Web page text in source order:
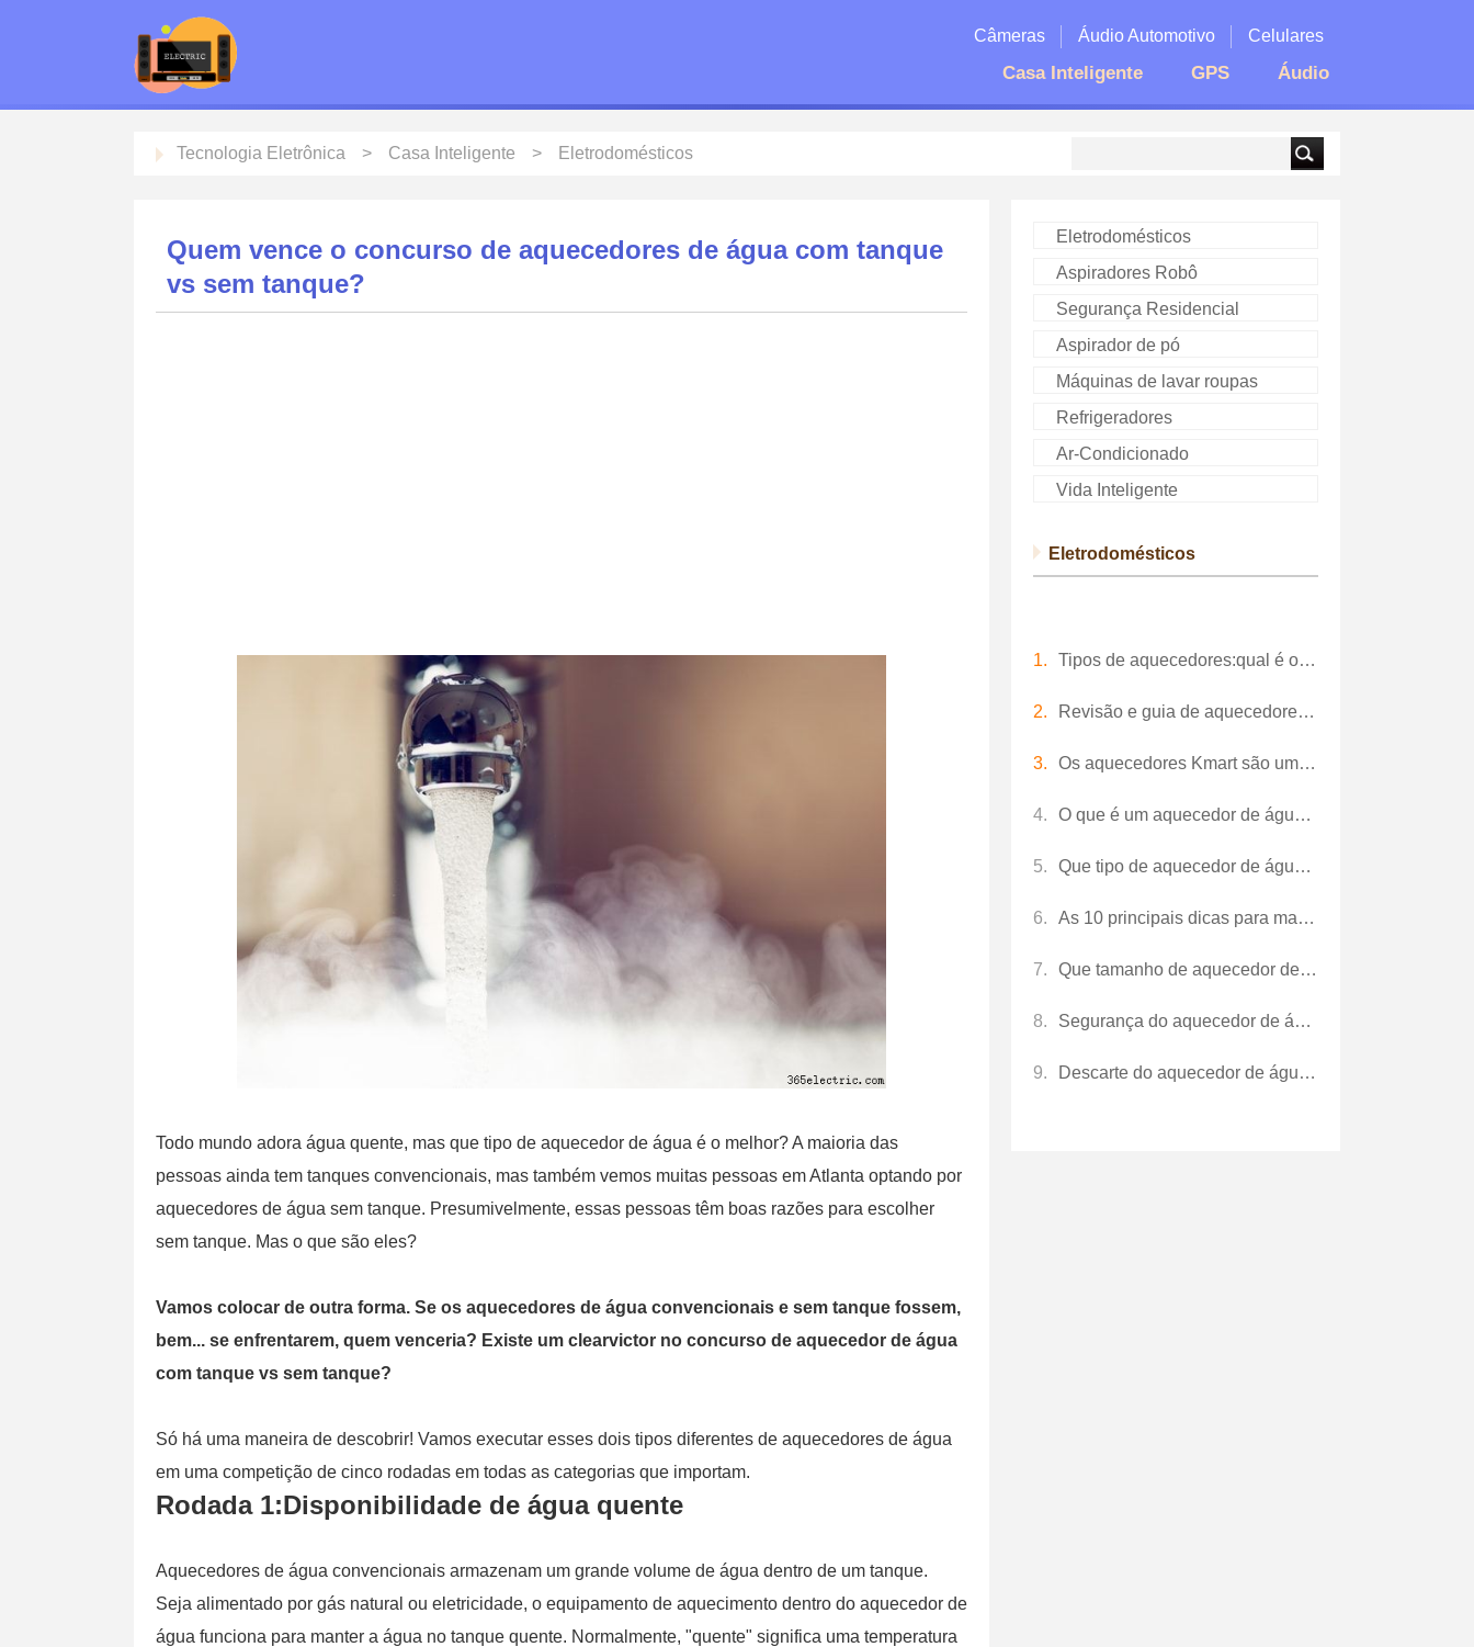
Câmeras Áudio Automotivo Celulares
Casa Inteligente GPS Áudio
Tecnologia Eletrônica Casa Inteligente Eletrodomésticos
Quem vence o concurso de aquecedores de água com tanque
vs sem tanque?
Todo mundo adora água quente, mas que tipo de aquecedor de água é o melhor? A maioria das
pessoas ainda tem tanques convencionais, mas também vemos muitas pessoas em Atlanta optando por
aquecedores de água sem tanque. Presumivelmente, essas pessoas têm boas razões para escolher
sem tanque. Mas o que são eles?
Vamos colocar de outra forma. Se os aquecedores de água convencionais e sem tanque fossem,
bem... se enfrentarem, quem venceria? Existe um clearvictor no concurso de aquecedor de água
com tanque vs sem tanque?
Só há uma maneira de descobrir! Vamos executar esses dois tipos diferentes de aquecedores de água
em uma competição de cinco rodadas em todas as categorias que importam.
Rodada 1:Disponibilidade de água quente
Aquecedores de água convencionais armazenam um grande volume de água dentro de um tanque.
Seja alimentado por gás natural ou eletricidade, o equipamento de aquecimento dentro do aquecedor de
água funciona para manter a água no tanque quente. Normalmente, "quente" significa uma temperatura
Eletrodomésticos
Aspiradores Robô
Segurança Residencial
Aspirador de pó
Máquinas de lavar roupas
Refrigeradores
Ar-Condicionado
Vida Inteligente
Eletrodomésticos
Tipos de aquecedores:qual é o certo para você?
Revisão e guia de aquecedores baratos
Os aquecedores Kmart são uma boa compra? Revise
O que é um aquecedor de água sem tanque?
Que tipo de aquecedor de água você deve comprar?
As 10 principais dicas para manutenção e instalação de aquecedores de água
Que tamanho de aquecedor de água sem tanque eu preciso? (Com calculadora)
Segurança do aquecedor de água:o que você precisa saber
Descarte do aquecedor de água:descarte, recicle ou reaproveite